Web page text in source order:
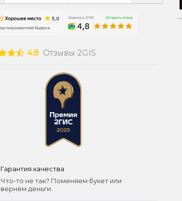
4.8 Отзывы 2GIS
Гарантия качества
Что-то не так? Поменяем букет или
вернём деньги.